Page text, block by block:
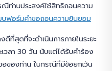
ณีท่านประสงค์ใช้สิทธิถอนความ
บฟอร์มคำขอถอนความยินยอม
ที่สุดที่จะดำเนินการภายในระยะ
เวลา 30 วัน นับแต่ได้รับคำร้อง
ของท่าน ในกรณีที่มีข้อยกเว้น